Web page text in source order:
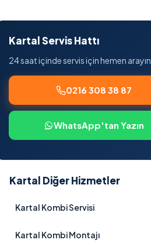
Kartal Servis Hattı
24 saat içinde servis için hemen arayın.
0216 308 38 87
WhatsApp'tan Yazın
Kartal Diğer Hizmetler
Kartal Kombi Servisi
Kartal Kombi Montajı